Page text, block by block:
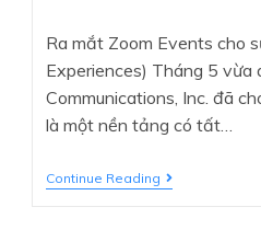
Ra mắt Zoom Events cho
Experiences) Tháng 5 vừa
Communications, Inc. đã
là một nền tảng có tất…
Continue Reading